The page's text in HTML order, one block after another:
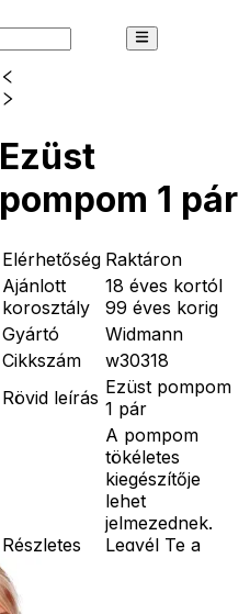
Ezüst
pompom 1 pár
Elérhetőség Raktáron
Ajánlott
korosztály
18 éves kortól
99 éves korig
Gyártó
Widmann
Cikkszám
w30318
Rövid leírás Ezüst pompom
1 pár
Részletes
leírás
A pompom
tökéletes
kiegészítője
lehet
jelmezednek.
Legyél Te a